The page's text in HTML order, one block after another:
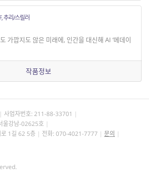
추리/스릴러
가깝지도 않은 미래에, 인간을 대신해 AI ‘메데이
작품정보
사업자번호: 211-88-33701
울강남-02625호
로 1길 62 5층
전화: 070-4021-7777
문의